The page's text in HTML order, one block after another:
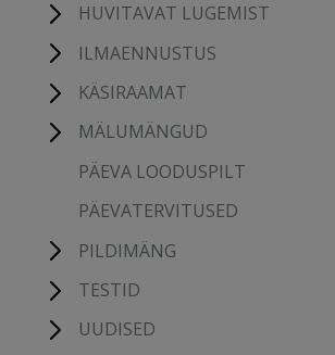
HUVITAVAT LUGEMIST
ILMAENNUSTUS
KÄSIRAAMAT
MÄLUMÄNGUD
PÄEVA LOODUSPILT
PÄEVATERVITUSED
PILDIMÄNG
TESTID
UUDISED